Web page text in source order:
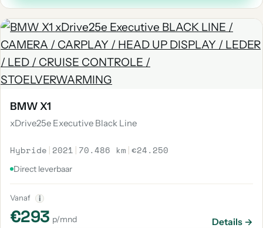
BMW X1
xDrive25e Executive Black Line
Hybride | 2021 | 70.486 km |€24.250
Direct leverbaar
Vanaf i
€293 p/mnd Details →